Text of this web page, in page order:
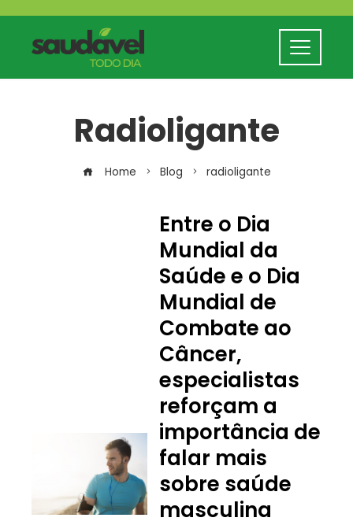
Radioligante
Home Blog radioligante
Entre o Dia
Mundial da
Saúde e o Dia
Mundial de
Combate ao
Câncer,
especialistas
reforçam a
importância de
falar mais
sobre saúde
masculina